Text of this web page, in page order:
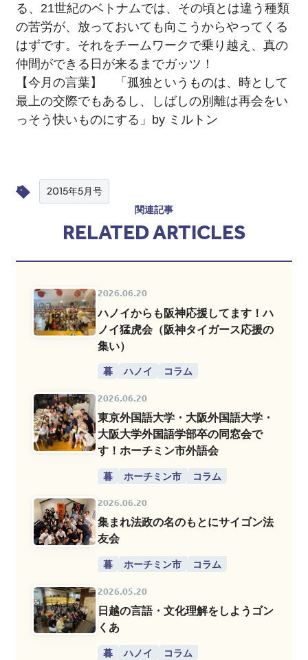
る、21世紀のベトナムでは、その頃とは違う種類
の苦労が、放っておいても向こうからやってくる
はずです。それをチームワークで乗り越え、真の
仲間ができる日が来るまでガッツ！
【今月の言葉】 「孤独というものは、時として
最上の交際でもあるし、しばしの別離は再会をい
っそう快いものにする」by ミルトン
2015年5月号
関連記事
RELATED ARTICLES
2026.06.20
ハノイからも阪神応援してます！ハ
ノイ猛虎会（阪神タイガース応援の
集い）
暮 ハノイ コラム
2026.06.20
東京外国語大学・大阪外国語大学・
大阪大学外国語学部卒の同窓会で
す！ホーチミン市外語会
暮 ホーチミン市 コラム
2026.06.20
集まれ法政の名のもとにサイゴン法
友会
暮 ホーチミン市 コラム
2026.05.20
日越の言語・文化理解をしようゴン
くあ
暮 ハノイ コラム